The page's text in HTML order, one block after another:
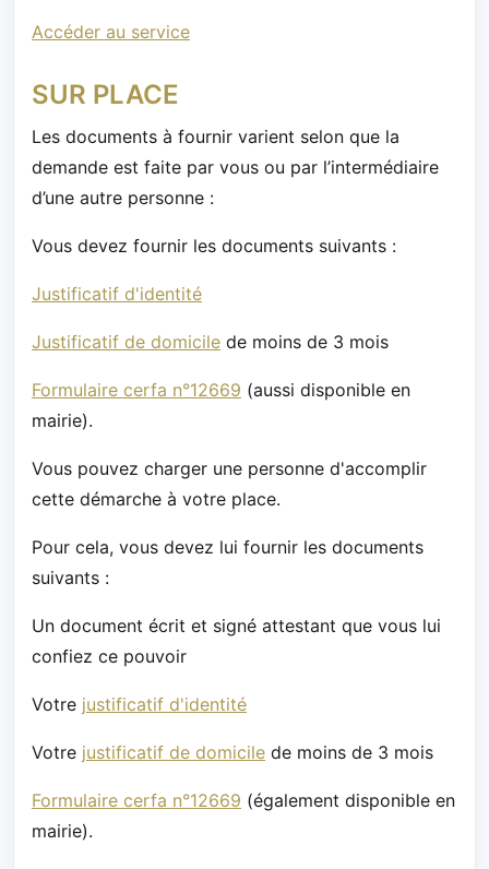
Accéder au service
SUR PLACE
Les documents à fournir varient selon que la
demande est faite par vous ou par l’intermédiaire
d’une autre personne :
Vous devez fournir les documents suivants :
Justificatif d'identité
Justificatif de domicile de moins de 3 mois
Formulaire cerfa n°12669 (aussi disponible en
mairie).
Vous pouvez charger une personne d'accomplir
cette démarche à votre place.
Pour cela, vous devez lui fournir les documents
suivants :
Un document écrit et signé attestant que vous lui
confiez ce pouvoir
Votre justificatif d'identité
Votre justificatif de domicile de moins de 3 mois
Formulaire cerfa n°12669 (également disponible en
mairie).